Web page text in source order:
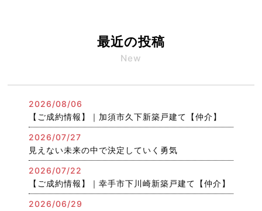
最近の投稿
New
2026/08/06
【ご成約情報】｜加須市久下新築戸建て【仲介】
2026/07/27
見えない未来の中で決定していく勇気
2026/07/22
【ご成約情報】｜幸手市下川崎新築戸建て【仲介】
2026/06/29